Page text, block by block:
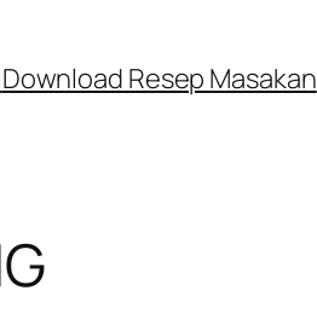
Download Resep Masakan